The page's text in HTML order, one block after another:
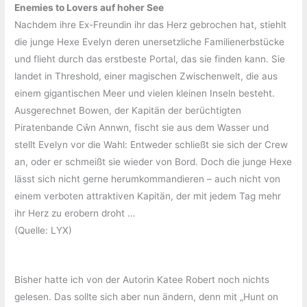
Enemies to Lovers auf hoher See
Nachdem ihre Ex-Freundin ihr das Herz gebrochen hat, stiehlt
die junge Hexe Evelyn deren unersetzliche Familienerbstücke
und flieht durch das erstbeste Portal, das sie finden kann. Sie
landet in Threshold, einer magischen Zwischenwelt, die aus
einem gigantischen Meer und vielen kleinen Inseln besteht.
Ausgerechnet Bowen, der Kapitän der berüchtigten
Piratenbande Cŵn Annwn, fischt sie aus dem Wasser und
stellt Evelyn vor die Wahl: Entweder schließt sie sich der Crew
an, oder er schmeißt sie wieder von Bord. Doch die junge Hexe
lässt sich nicht gerne herumkommandieren – auch nicht von
einem verboten attraktiven Kapitän, der mit jedem Tag mehr
ihr Herz zu erobern droht …
(Quelle: LYX)
Bisher hatte ich von der Autorin Katee Robert noch nichts
gelesen. Das sollte sich aber nun ändern, denn mit „Hunt on